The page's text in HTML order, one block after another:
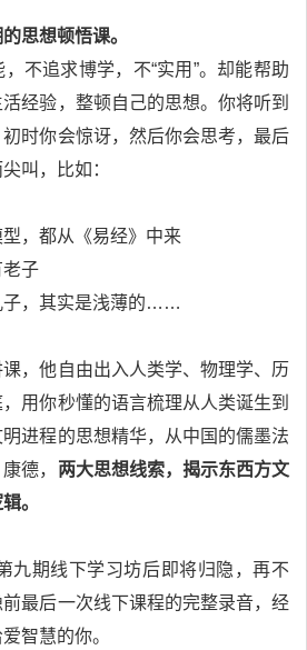
思想顿悟课。
不追求博学，不“实用”。却能帮助
经验，整顿自己的思想。你将听到
时你会惊讶，然后你会思考，最后
叫，比如：
，都从《易经》中来
子
子，其实是浅薄的……
，他自由出入人类学、物理学、历
用你秒懂的语言梳理从人类诞生到
进程的思想精华，从中国的儒墨法
德， 两大思想线索，揭示东西方文
。
九期线下学习坊后即将归隐，再不
最后一次线下课程的完整录音，经
智慧的你。